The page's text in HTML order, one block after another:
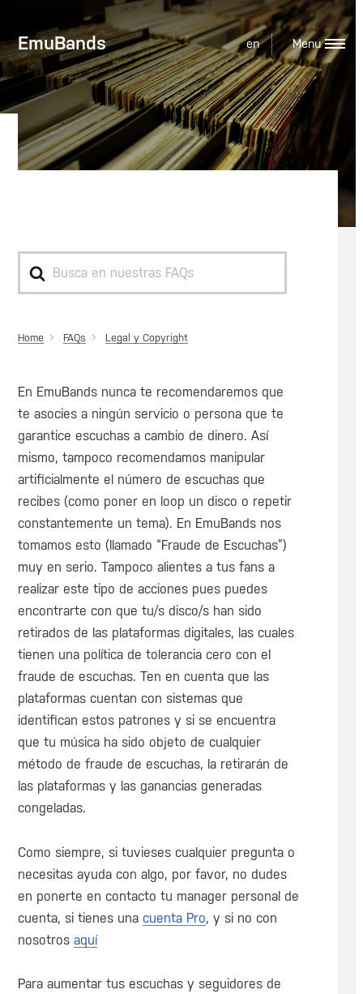
EmuBands en
For
Home Legal y Copyright
En EmuBands nunca te recomendaremos que
te asocies a ningún servicio o persona que te
garantice escuchas a cambio de dinero. Así
mismo, tampoco recomendamos manipular
artificialmente el número de escuchas que
recibes (como poner en loop un disco o repetir
constantemente un tema). En EmuBands nos
tomamos esto (llamado “Fraude de Escuchas”)
muy en serio. Tampoco alientes a tus fans a
realizar este tipo de acciones pues puedes
encontrarte con que tu/s disco/s han sido
retirados de las plataformas digitales, las cuales
tienen una política de tolerancia cero con el
fraude de escuchas. Ten en cuenta que las
plataformas cuentan con sistemas que
identifican estos patrones y si se encuentra
que tu música ha sido objeto de cualquier
método de fraude de escuchas, la retirarán de
las plataformas y las ganancias generadas
congeladas.
Como siempre, si tuvieses cualquier pregunta o
necesitas ayuda con algo, por favor, no dudes
en ponerte en contacto tu manager personal de
cuenta, si tienes una cuenta Pro, y si no con
nosotros aquí
Para aumentar tus escuchas y seguidores de